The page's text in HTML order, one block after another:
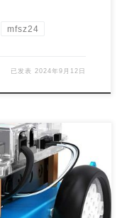
mfsz24
已发表 2024年9月12日
reached i […]